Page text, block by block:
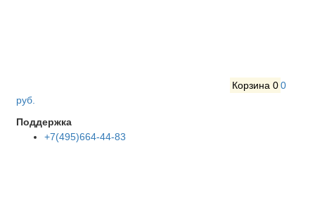
Корзина 00
руб.
Поддержка
+7(495)664-44-83